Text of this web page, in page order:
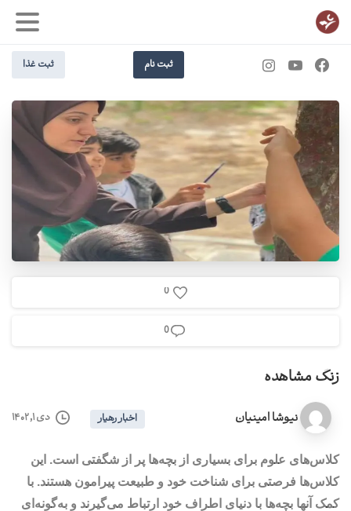
ثبت نام ثبت غذا
0
0
زنگ مشاهده
نیوشا امینیان اخبار رهیار دی ۱, ۱۴۰۲
کلاس‌های علوم برای بسیاری از بچه‌ها پر از شگفتی است. این
کلاس‌ها فرصتی برای شناخت خود و طبیعت پیرامون هستند. با
کمک آنها بچه‌ها با دنیای اطراف خود ارتباط می‌گیرند و به‌گونه‌ای